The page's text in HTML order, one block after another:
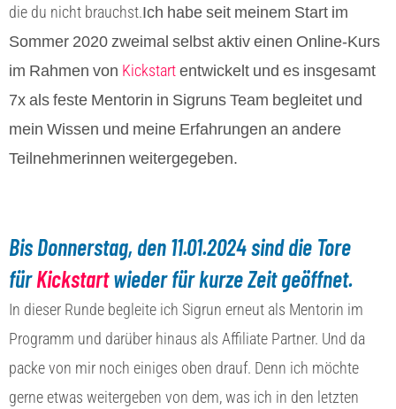
die du nicht brauchst.Ich habe seit meinem Start im
Sommer 2020 zweimal selbst aktiv einen Online-Kurs
im Rahmen von Kickstartentwickelt und es insgesamt
7x als feste Mentorin in Sigruns Team begleitet und
mein Wissen und meine Erfahrungen an andere
Teilnehmerinnen weitergegeben.
Bis Donnerstag, den 11.01.2024 sind die Tore
fürKickstartwieder für kurze Zeit geöffnet.
In dieser Runde begleite ich Sigrun erneut als Mentorin im
Programm und darüber hinaus als Affiliate Partner. Und da
packe von mir noch einiges oben drauf. Denn ich möchte
gerne etwas weitergeben von dem, was ich in den letzten